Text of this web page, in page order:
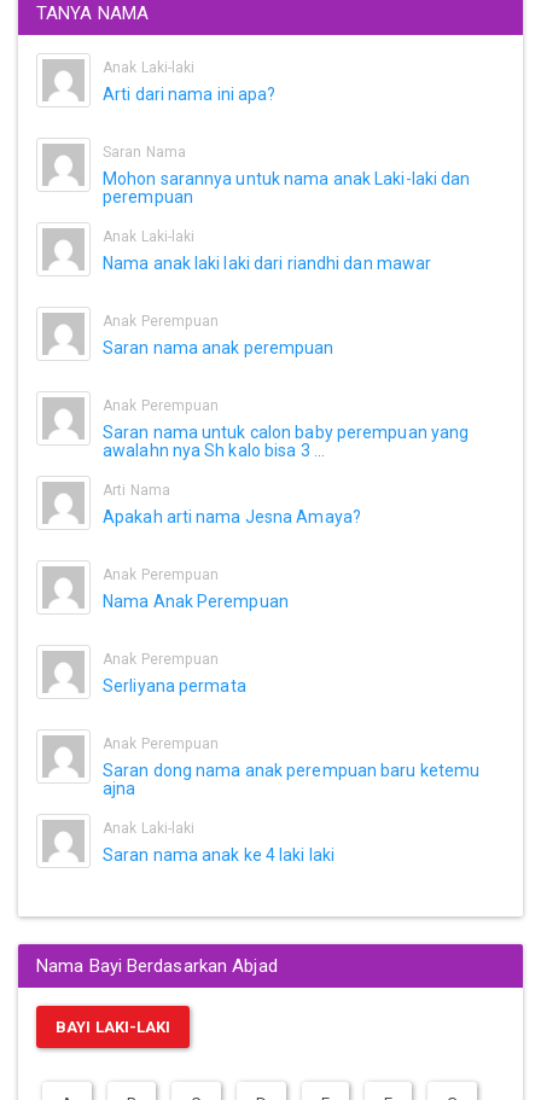
TANYA NAMA
Anak Laki-laki
Arti dari nama ini apa?
Saran Nama
Mohon sarannya untuk nama anak Laki-laki dan
perempuan
Anak Laki-laki
Nama anak laki laki dari riandhi dan mawar
Anak Perempuan
Saran nama anak perempuan
Anak Perempuan
Saran nama untuk calon baby perempuan yang
awalahn nya Sh kalo bisa 3 ...
Arti Nama
Apakah arti nama Jesna Amaya?
Anak Perempuan
Nama Anak Perempuan
Anak Perempuan
Serliyana permata
Anak Perempuan
Saran dong nama anak perempuan baru ketemu
ajna
Anak Laki-laki
Saran nama anak ke 4 laki laki
Nama Bayi Berdasarkan Abjad
BAYI LAKI-LAKI